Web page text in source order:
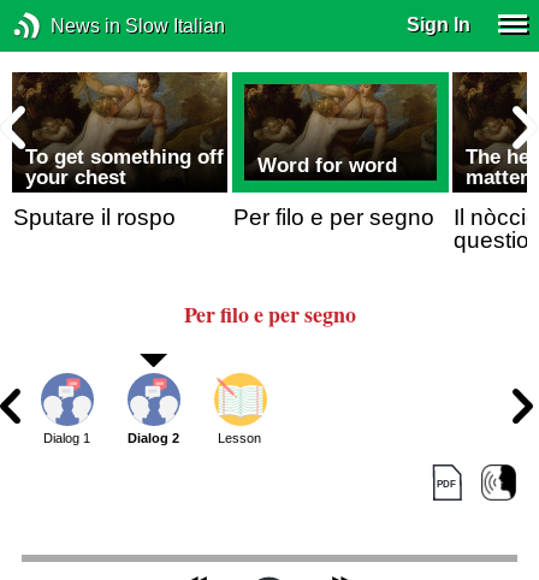
News in Slow Italian Sign In
To get something off
your chest
Sputare il rospo
Word for word
Per filo e per segno
The
matter
Il
Per filo e per segno
Dialog 1 Dialog 2 Lesson